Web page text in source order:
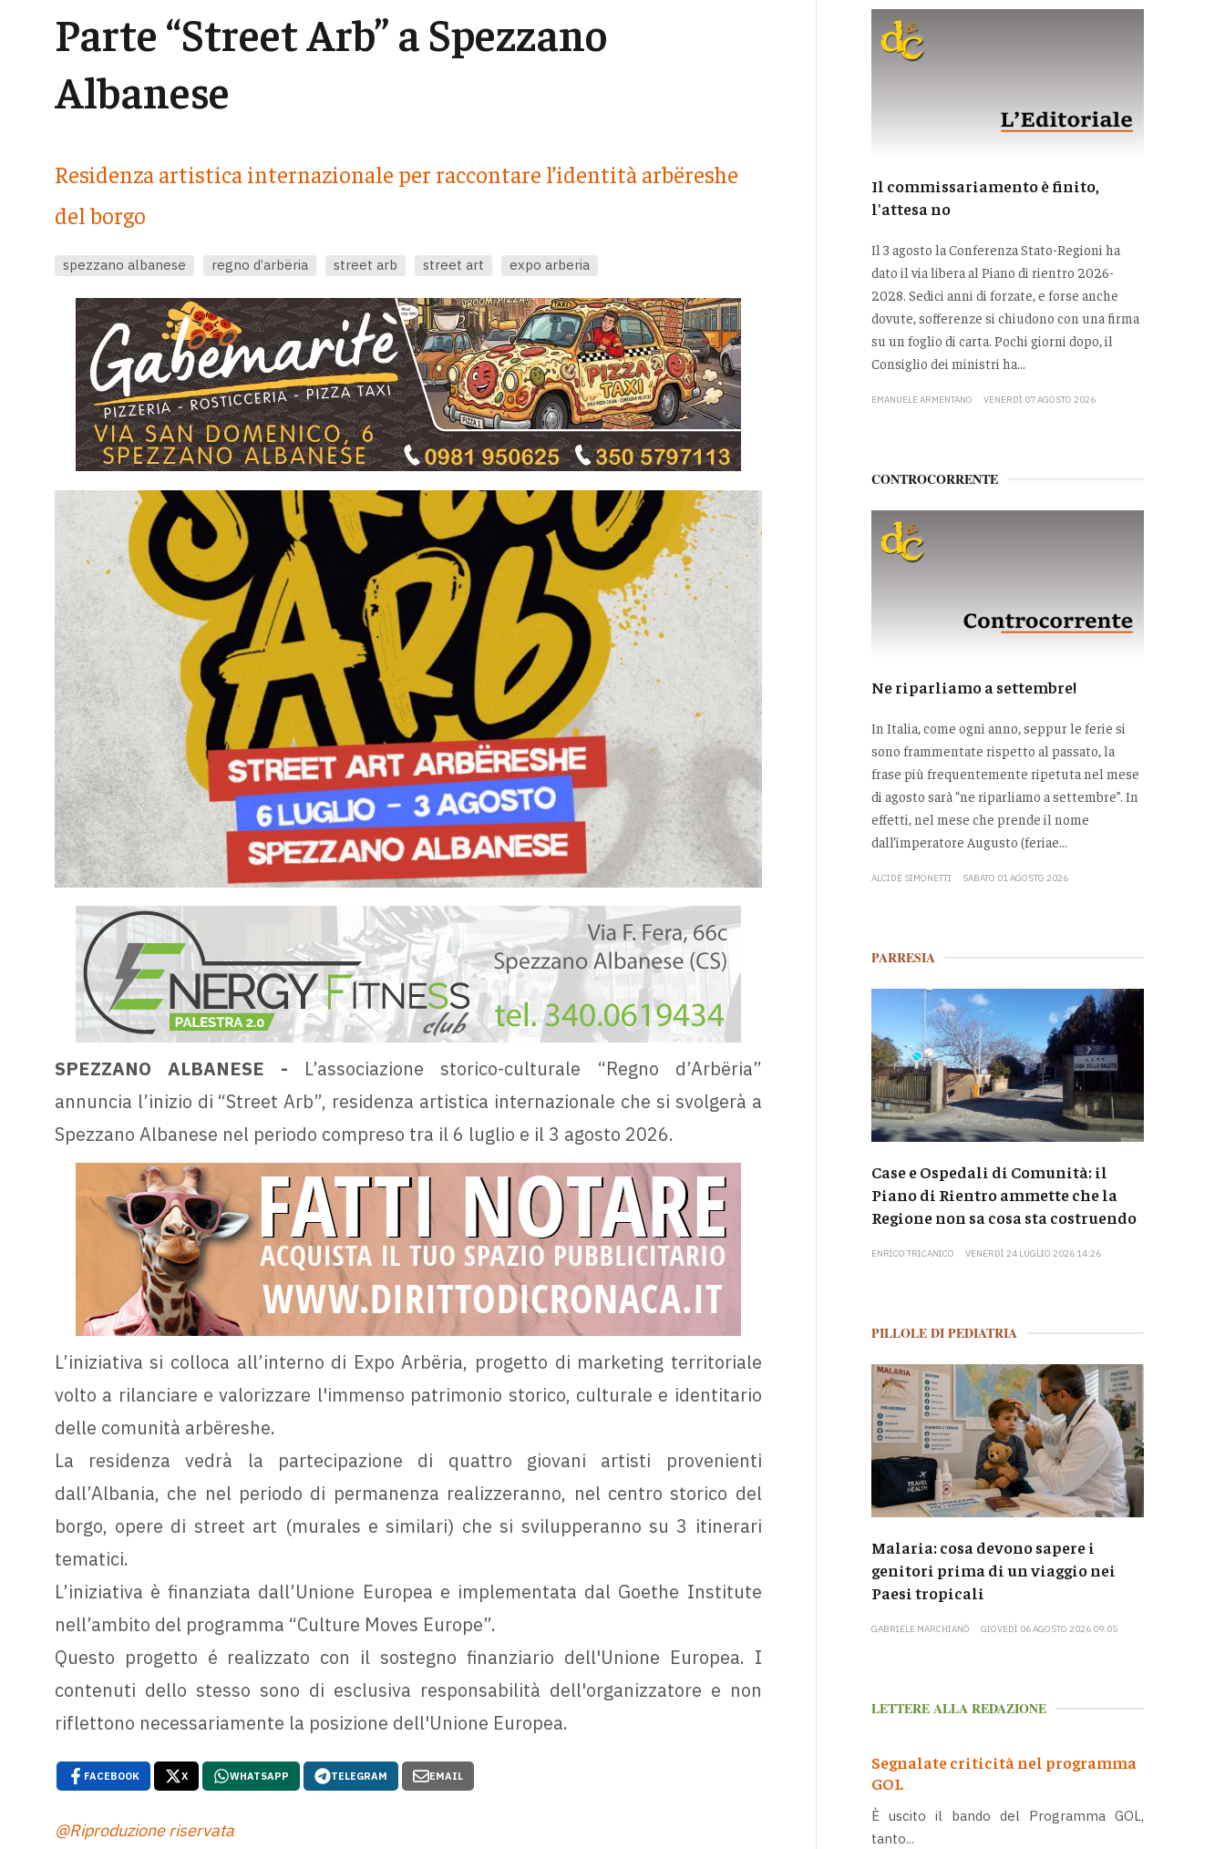
Parte “Street Arb” a Spezzano
Albanese
Residenza artistica internazionale per raccontare l’identità arbëreshe
del borgo
spezzano albanese regno d’arbëria street arb street art expo arberia
SPEZZANO ALBANESE - L’associazione storico-culturale “Regno d’Arbëria”
annuncia l’inizio di “Street Arb”, residenza artistica internazionale che si svolgerà a
Spezzano Albanese nel periodo compreso tra il 6 luglio e il 3 agosto 2026.
L’iniziativa si colloca all’interno di Expo Arbëria, progetto di marketing territoriale
volto a rilanciare e valorizzare l'immenso patrimonio storico, culturale e identitario
delle comunità arbëreshe.
La residenza vedrà la partecipazione di quattro giovani artisti provenienti
dall’Albania, che nel periodo di permanenza realizzeranno, nel centro storico del
borgo, opere di street art (murales e similari) che si svilupperanno su 3 itinerari
tematici.
L’iniziativa è finanziata dall’Unione Europea e implementata dal Goethe Institute
nell’ambito del programma “Culture Moves Europe”.
Questo progetto é realizzato con il sostegno finanziario dell'Unione Europea. I
contenuti dello stesso sono di esclusiva responsabilità dell'organizzatore e non
riflettono necessariamente la posizione dell'Unione Europea.
FACEBOOK X WHATSAPP TELEGRAM EMAIL
@Riproduzione riservata
Il commissariamento è finito,
l'attesa no
Il 3 agosto la Conferenza Stato-Regioni ha
dato il via libera al Piano di rientro 2026-
2028. Sedici anni di forzate, e forse anche
dovute, sofferenze si chiudono con una firma
su un foglio di carta. Pochi giorni dopo, il
Consiglio dei ministri ha...
EMANUELE ARMENTANO VENERDÌ 07 AGOSTO 2026
CONTROCORRENTE
Ne riparliamo a settembre!
In Italia, come ogni anno, seppur le ferie si
sono frammentate rispetto al passato, la
frase più frequentemente ripetuta nel mese
di agosto sarà “ne riparliamo a settembre”. In
effetti, nel mese che prende il nome
dall’imperatore Augusto (feriae...
ALCIDE SIMONETTI SABATO 01 AGOSTO 2026
PARRESIA
Case e Ospedali di Comunità: il
Piano di Rientro ammette che la
Regione non sa cosa sta costruendo
ENRICO TRICANICO VENERDÌ 24 LUGLIO 2026 14:26
PILLOLE DI PEDIATRIA
Malaria: cosa devono sapere i
genitori prima di un viaggio nei
Paesi tropicali
GABRIELE MARCHIANÒ GIOVEDÌ 06 AGOSTO 2026 09:05
LETTERE ALLA REDAZIONE
Segnalate criticità nel programma
GOL
È uscito il bando del Programma GOL,
tanto...